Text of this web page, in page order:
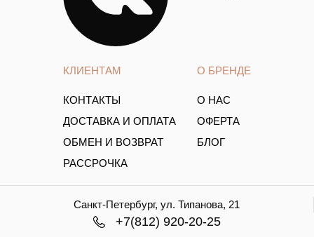
КЛИЕНТАМ
КОНТАКТЫ
ДОСТАВКА И ОПЛАТА
ОБМЕН И ВОЗВРАТ
РАССРОЧКА
О БРЕНДЕ
О НАС
ОФЕРТА
БЛОГ
Санкт-Петербург, ул. Типанова, 21
+7(812) 920-20-25